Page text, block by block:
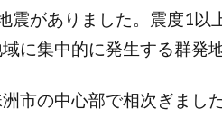
震がありました。震度1以
に集中的に発生する群発
市の中心部で相次ぎまし